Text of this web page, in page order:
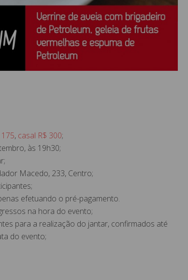
, casal R$ 300;
às 19h30;
Macedo, 233, Centro;
efetuando o pré-pagamento.
na hora do evento;
para a realização do jantar, confirmados até
do evento;